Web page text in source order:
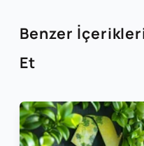
Benzer
Et